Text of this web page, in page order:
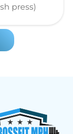
press)